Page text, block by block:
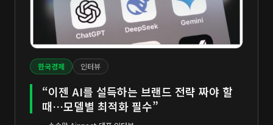
한국경제 인터뷰
“이젠 AI를 설득하는 브랜드 전략 짜야 할
때…모델별 최적화 필수”